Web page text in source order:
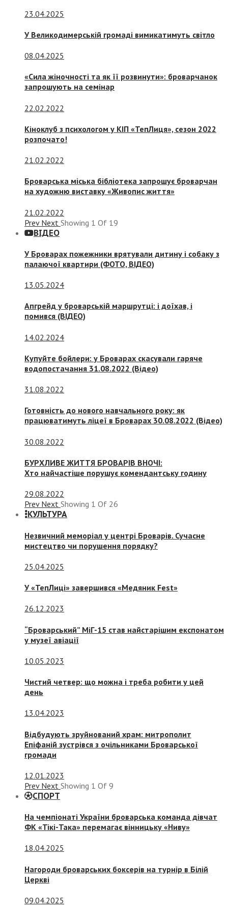
23.04.2025
У Великодимерській громаді вимикатимуть світло
08.04.2025
«Сила жіночності та як її розвинути»: броварчанок
запрошують на семінар
22.02.2022
Кіноклуб з психологом у КІП «ТепЛиця», сезон 2022
розпочато!
21.02.2022
Броварська міська бібліотека запрошує броварчан
на художню виставку «Живопис життя»
21.02.2022
Prev Next Showing 1 Of 19
ВІДЕО
У Броварах пожежники врятували дитину і собаку з
палаючої квартири (ФОТО, ВІДЕО)
13.05.2024
Апгрейд у броварській маршрутці: і доїхав, і
помився (ВІДЕО)
14.02.2024
Купуйте бойлери: у Броварах скасували гаряче
водопостачання 31.08.2022 (Відео)
31.08.2022
Готовність до нового навчального року: як
працюватимуть ліцеї в Броварах 30.08.2022 (Відео)
30.08.2022
БУРХЛИВЕ ЖИТТЯ БРОВАРІВ ВНОЧІ:
Хто найчастіше порушує комендантську годину
29.08.2022
Prev Next Showing 1 Of 26
КУЛЬТУРА
Незвичний меморіал у центрі Броварів. Сучасне
мистецтво чи порушення порядку?
25.04.2025
У «ТепЛиці» завершився «Медяник Fest»
26.12.2023
“Броварський” МіГ-15 став найстарішим експонатом
у музеї авіації
10.05.2023
Чистий четвер: що можна і треба робити у цей
день
13.04.2023
Відбудують зруйнований храм: митрополит
Епіфаній зустрівся з очільниками Броварської
громади
12.01.2023
Prev Next Showing 1 Of 9
СПОРТ
На чемпіонаті України броварська команда дівчат
ФК «Тікі-Така» перемагає вінницьку «Ниву»
18.04.2025
Нагороди броварських боксерів на турнір в Білій
Церкві
09.04.2025